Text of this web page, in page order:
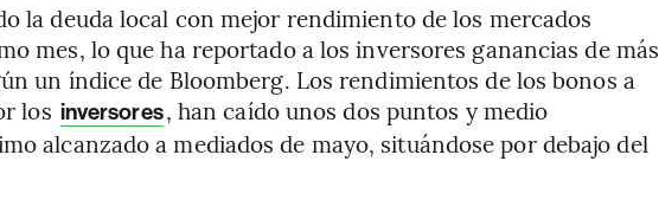
la deuda local con mejor rendimiento de los mercados
mes, lo que ha reportado a los inversores ganancias de más
un índice de Bloomberg. Los rendimientos de los bonos a
los inversores, han caído unos dos puntos y medio
alcanzado a mediados de mayo, situándose por debajo del